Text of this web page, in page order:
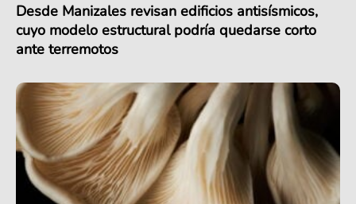
Desde Manizales revisan edificios antisísmicos,
cuyo modelo estructural podría quedarse corto
ante terremotos